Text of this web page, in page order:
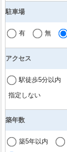
駐車場
有 無
アクセス
駅徒歩5分以内
指定しない
築年数
築5年以内